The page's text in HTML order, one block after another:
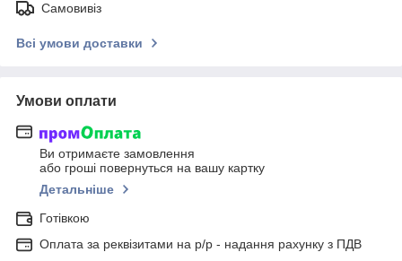
Самовивіз
Всі умови доставки
Умови оплати
Ви отримаєте замовлення
або гроші повернуться на вашу картку
Детальніше
Готівкою
Оплата за реквізитами на р/р - надання рахунку з ПДВ